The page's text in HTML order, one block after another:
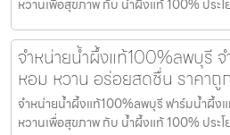
หวานเพื่อสุขภาพ กับ น้ำผึ้งแท้ 100% ประ
จำหน่ายน้ำผึ้งแท้100%ลพบุรี
หอม หวาน อร่อยสดชื่น ราคาถูก
จำหน่ายน้ำผึ้งแท้100%ลพบุรี ฟาร์มน้ำผึ้ง
หวานเพื่อสุขภาพ กับ น้ำผึ้งแท้ 100% ประ